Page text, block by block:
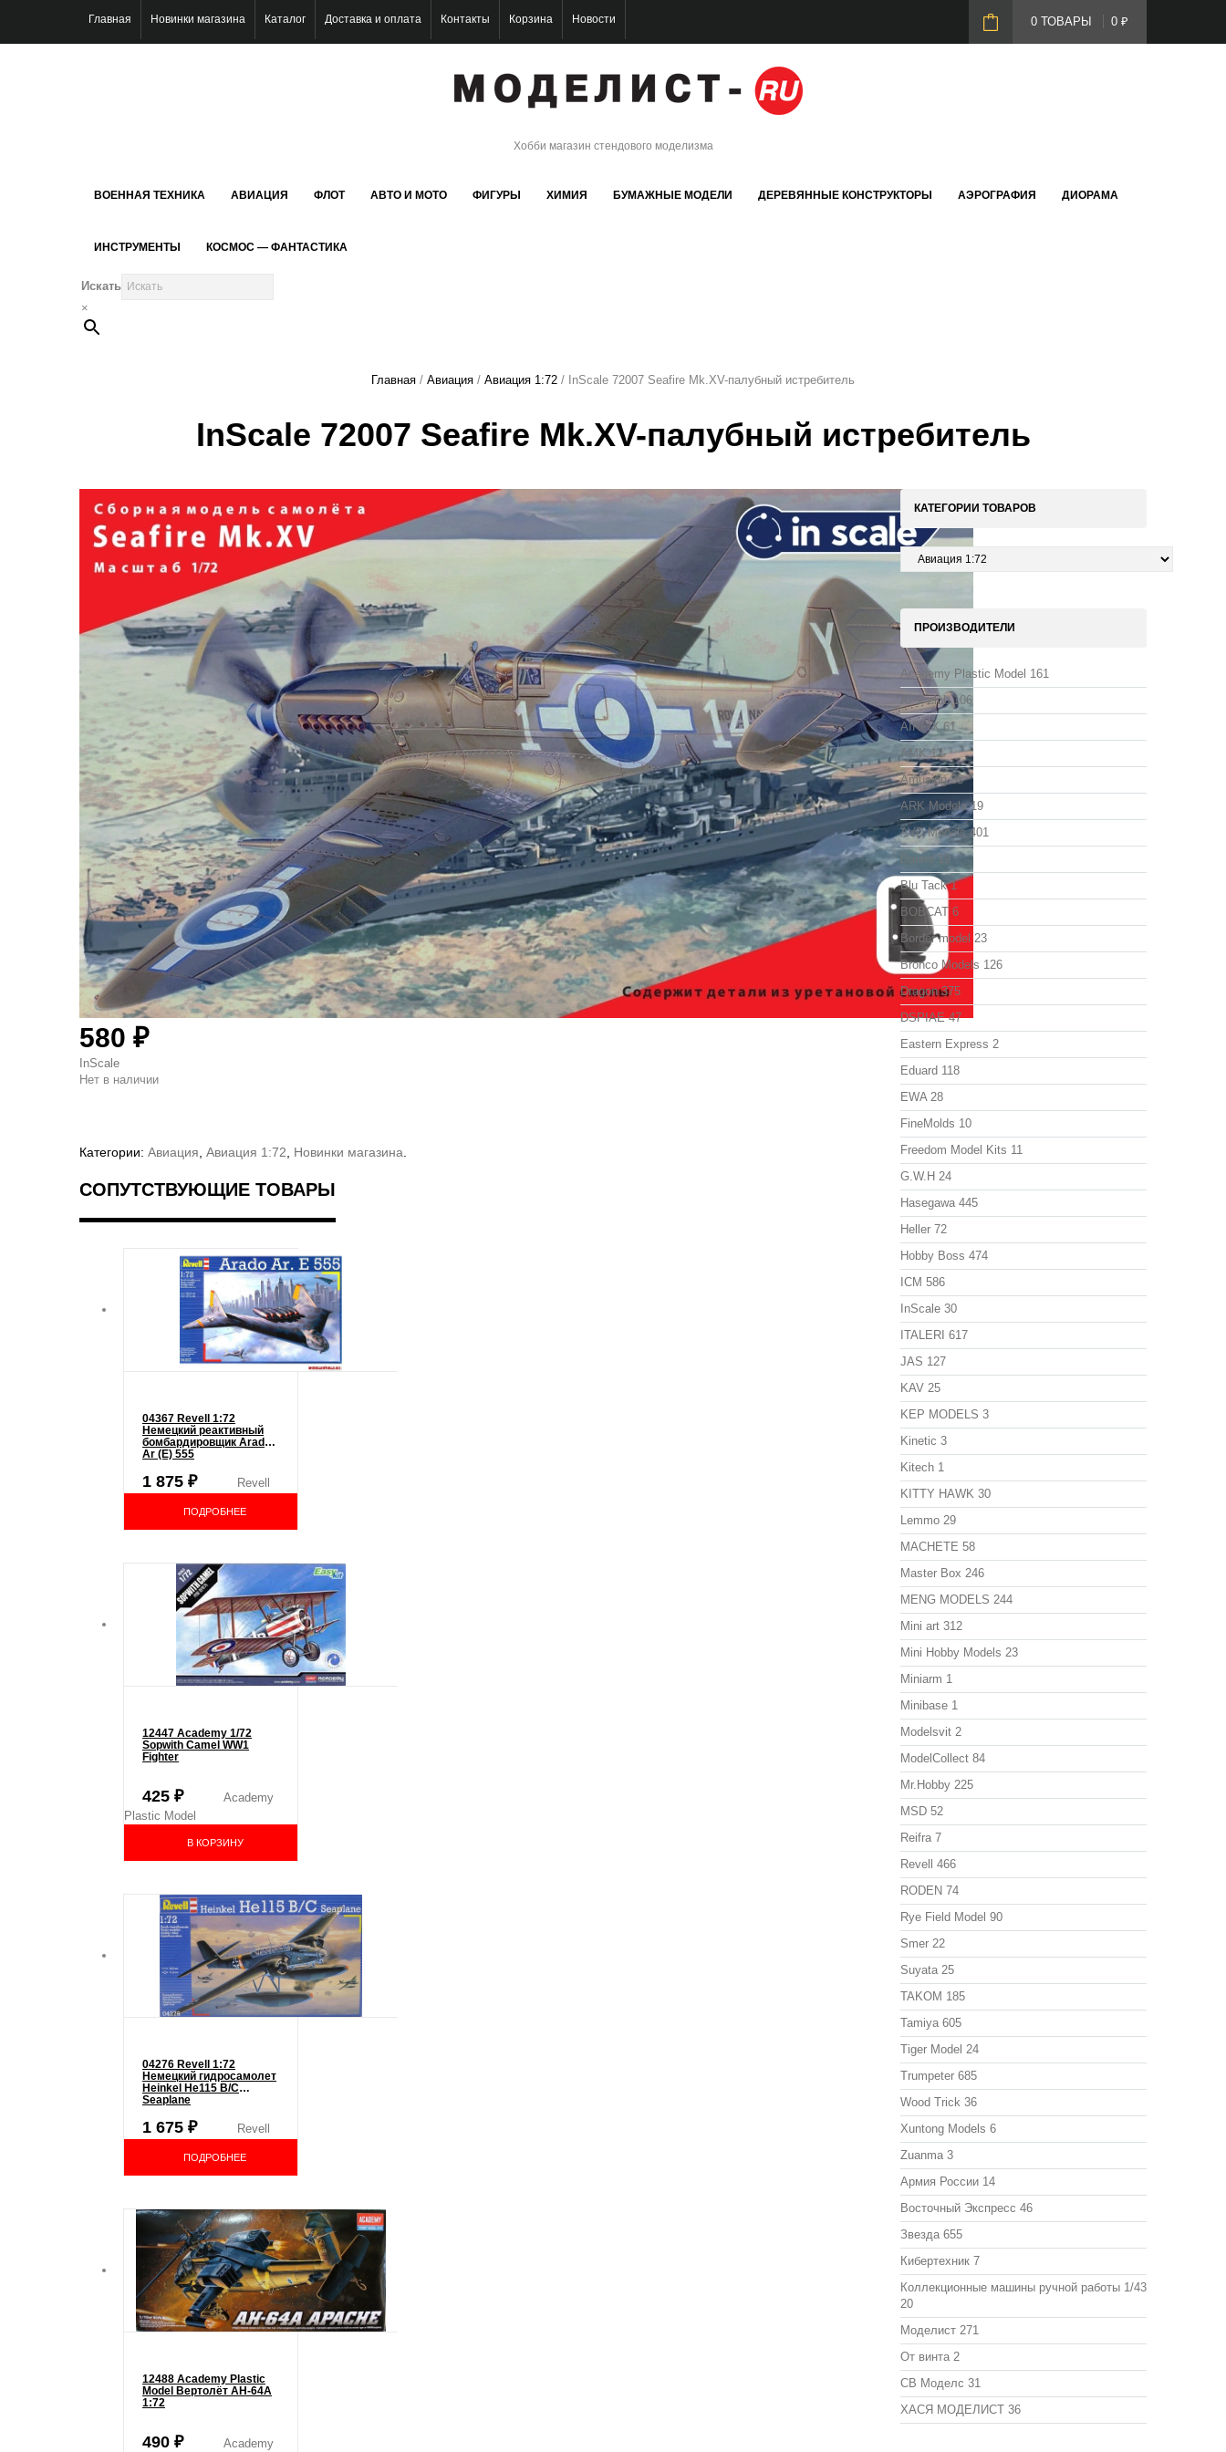
Главная Новинки магазина Каталог Доставка и оплата Контакты Корзина Новости 0 ТОВАРЫ 0 ₽
Хобби магазин стендового моделизма
ВОЕННАЯ ТЕХНИКА АВИАЦИЯ ФЛОТ АВТО И МОТО ФИГУРЫ ХИМИЯ БУМАЖНЫЕ МОДЕЛИ ДЕРЕВЯННЫЕ КОНСТРУКТОРЫ АЭРОГРАФИЯ ДИОРАМА
ИНСТРУМЕНТЫ КОСМОС — ФАНТАСТИКА
Искать
×
Главная / Авиация / Авиация 1:72 / InScale 72007 Seafire Mk.XV-палубный истребитель
InScale 72007 Seafire Mk.XV-палубный истребитель
580 ₽
InScale
Нет в наличии
Категории: Авиация Авиация 1:72 Новинки магазина
СОПУТСТВУЮЩИЕ ТОВАРЫ
04367 Revell 1:72
Немецкий реактивный
бомбардировщик Arado
Ar (E) 555
1 875 ₽ Revell
ПОДРОБНЕЕ
12447 Academy 1/72
Sopwith Camel WW1
Fighter
425 ₽
Academy
Plastic Model
В КОРЗИНУ
04276 Revell 1:72
Немецкий гидросамолет
Heinkel He115 B/C
Seaplane
1 675 ₽ Revell
ПОДРОБНЕЕ
12488 Academy Plastic
Model Вертолёт AH-64A
1:72
490 ₽ Academy
КАТЕГОРИИ ТОВАРОВ
ПРОИЗВОДИТЕЛИ
Academy Plastic Model 161
AFV club106
AIRFIX61
AMK12
Amusing38
ARK Models19
AVD Models401
Baumi 19
Blu Tack1
BOBCAT 6
Border model 23
Bronco Models 126
Dragon375
DSPIAE47
Eastern Express 2
Eduard 118
EWA 28
FineMolds 10
Freedom Model Kits 11
G.W.H 24
Hasegawa 445
Heller 72
Hobby Boss 474
ICM 586
InScale 30
ITALERI 617
JAS 127
KAV 25
KEP MODELS 3
Kinetic 3
Kitech 1
KITTY HAWK 30
Lemmo 29
MACHETE 58
Master Box 246
MENG MODELS 244
Mini art 312
Mini Hobby Models 23
Miniarm 1
Minibase 1
Modelsvit 2
ModelСollect 84
Mr.Hobby 225
MSD 52
Reifra 7
Revell 466
RODEN 74
Rye Field Model 90
Smer 22
Suyata 25
TAKOM 185
Tamiya 605
Tiger Model 24
Trumpeter 685
Wood Trick 36
Xuntong Models 6
Zuanma 3
Армия России 14
Восточный Экспресс 46
Звезда 655
Кибертехник 7
Коллекционные машины ручной работы 1/43
20
Моделист 271
От винта 2
СВ Моделс 31
ХАСЯ МОДЕЛИСТ 36